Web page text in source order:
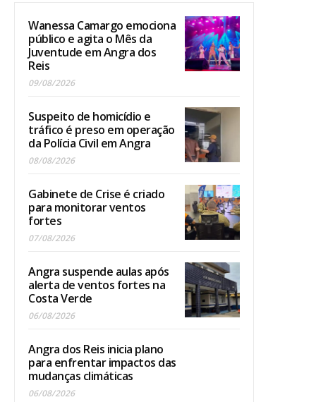
Wanessa Camargo emociona
público e agita o Mês da
Juventude em Angra dos
Reis
09/08/2026
Suspeito de homicídio e
tráfico é preso em operação
da Polícia Civil em Angra
08/08/2026
Gabinete de Crise é criado
para monitorar ventos
fortes
07/08/2026
Angra suspende aulas após
alerta de ventos fortes na
Costa Verde
06/08/2026
Angra dos Reis inicia plano
para enfrentar impactos das
mudanças climáticas
06/08/2026